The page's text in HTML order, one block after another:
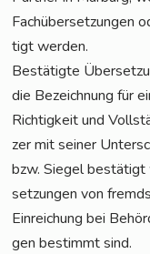
Fach­über­set­zun­gen
tigt werden.
Bestä­tig­te
die Bezeich­nung für
Rich­tig­keit und
zer mit sei­ner
bzw. Sie­gel
set­zun­gen von
Ein­rei­chung bei
gen bestimmt sind.